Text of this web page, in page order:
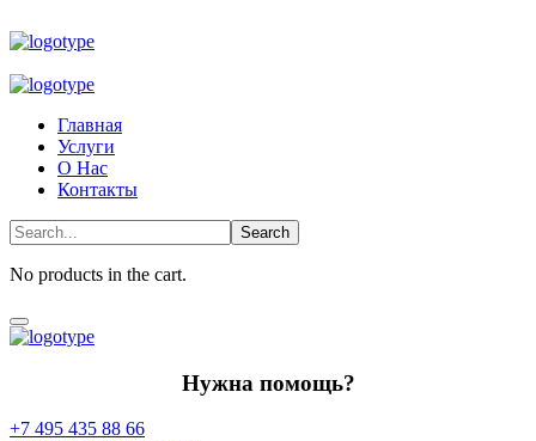
Главная
Услуги
О Нас
Контакты
No products in the cart.
Нужна помощь?
+7 495 435 88 66